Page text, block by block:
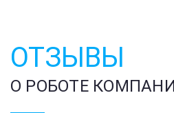
ОТЗЫВЫ
О РОБОТЕ